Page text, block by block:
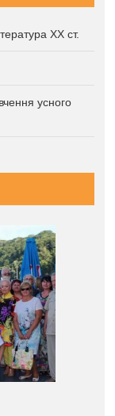
XX ст.
усного